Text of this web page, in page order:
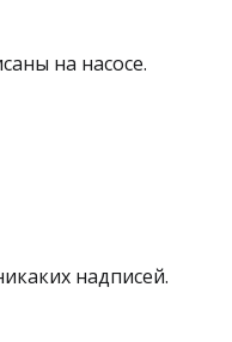
на насосе.
надписей.